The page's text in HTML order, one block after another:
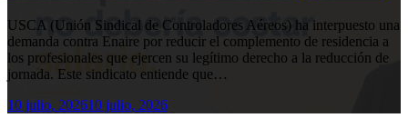
USCA (Unión Sindical de Controladores Aéreos) ha interpuesto una
demanda contra Enaire por reducir el complemento de residencia a
los profesionales que ejercen su legítimo derecho a la reducción de
jornada. Este sindicato entiende que…
10 julio, 202610 julio, 2026